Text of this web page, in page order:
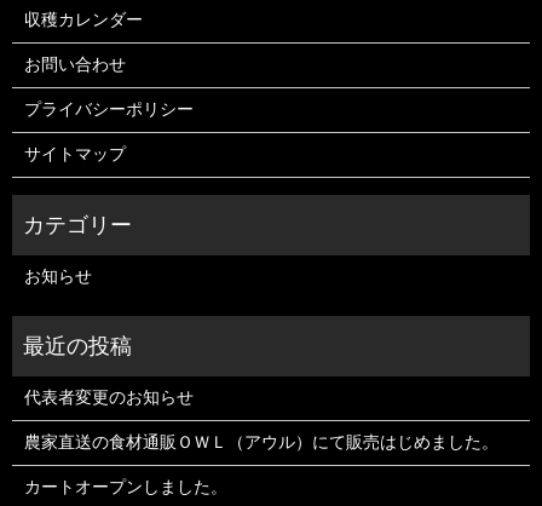
収穫カレンダー
お問い合わせ
プライバシーポリシー
サイトマップ
お知らせ
代表者変更のお知らせ
農家直送の食材通販ＯＷＬ（アウル）にて販売はじめました。
カートオープンしました。